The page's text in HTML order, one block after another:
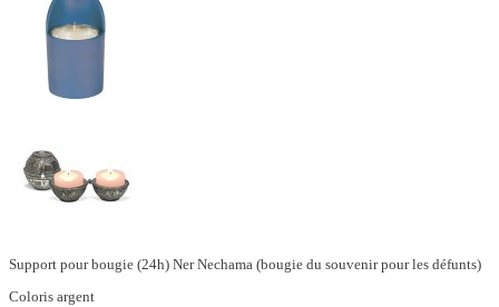
Support pour bougie (24h) Ner Nechama (bougie du souvenir pour les défunts)
Coloris argent